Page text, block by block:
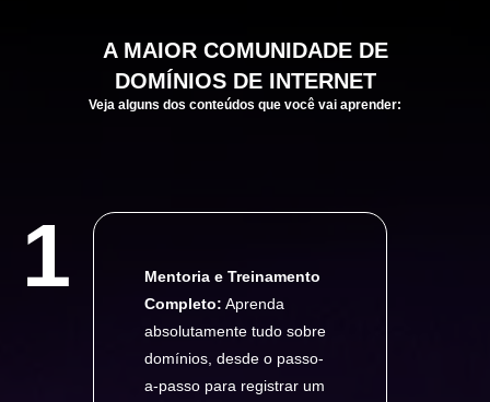
A MAIORCOMUNIDADE DE
DOMÍNIOS DE INTERNET
Veja alguns dos conteúdos que você vai aprender:
1
Mentoria e Treinamento
Completo: Aprenda
absolutamente tudo sobre
domínios, desde o passo-
a-passo para registrar um